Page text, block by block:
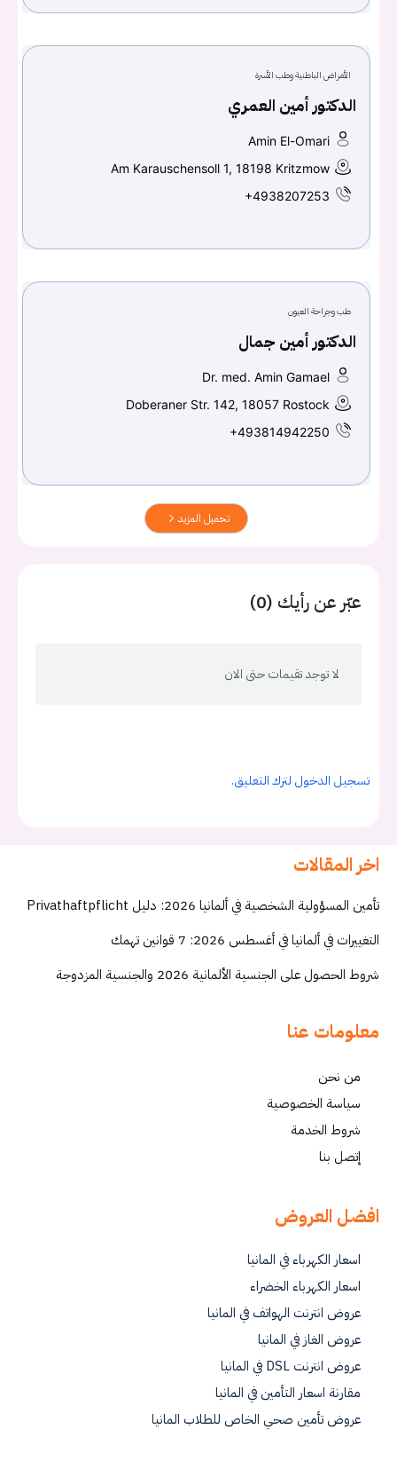
الأمراض الباطنية وطب الأسرة
الدكتور أمين العمري
Amin El-Omari
Am Karauschensoll 1, 18198 Kritzmow
+4938207253
طب وجراحة العيون
الدكتور أمين جمال
Dr. med. Amin Gamael
Doberaner Str. 142, 18057 Rostock
+493814942250
تحميل المزيد
عبّر عن رأيك (0)
لا توجد تقيمات حتى الان
تسجيل الدخول لترك التعليق.
اخر المقالات
تأمين المسؤولية الشخصية في ألمانيا 2026: دليل Privathaftpflicht
التغييرات في ألمانيا في أغسطس 2026: 7 قوانين تهمك
شروط الحصول على الجنسية الألمانية 2026 والجنسية المزدوجة
معلومات عنا
من نحن
سياسة الخصوصية
شروط الخدمة
إتصل بنا
افضل العروض
اسعار الكهرباء في المانيا
اسعار الكهرباء الخضراء
عروض انترنت الهواتف في المانيا
عروض الغاز في المانيا
عروض انترنت DSL في المانيا
مقارنة اسعار التأمين في المانيا
عروض تأمين صحي الخاص للطلاب المانيا